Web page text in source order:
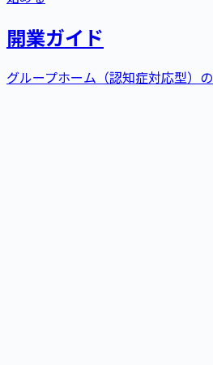
開業ガイド
グループホーム（認知症対応型） の